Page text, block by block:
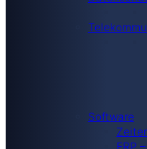
Software